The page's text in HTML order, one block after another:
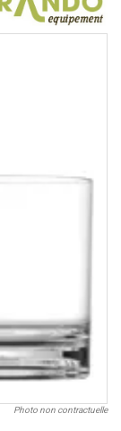
Photo non contractuelle